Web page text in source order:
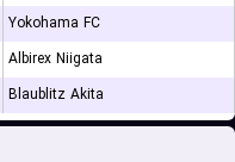
Yokohama FC
Albirex Niigata
Blaublitz Akita